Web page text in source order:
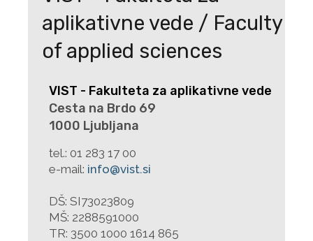
aplikativne vede / Faculty
of applied sciences
VIST - Fakulteta za aplikativne vede
Cesta na Brdo 69
1000 Ljubljana
tel.: 01 283 17 00
e-mail: info@vist.si
DŠ: SI73023809
MŠ: 2288591000
TR: 3500 1000 1614 865